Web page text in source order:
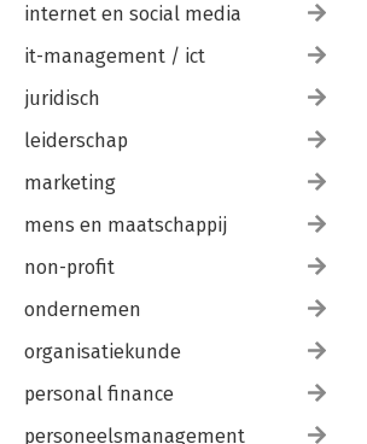
internet en social media
it-management / ict
juridisch
leiderschap
marketing
mens en maatschappij
non-profit
ondernemen
organisatiekunde
personal finance
personeelsmanagement